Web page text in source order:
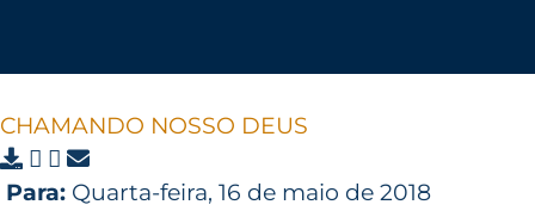
CHAMANDO NOSSO DEUS
Para: Quarta-feira, 16 de maio de 2018